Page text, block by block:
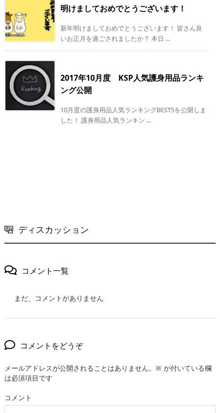
明けましておめでとうございます！
新年明けましておめでとうございます！ 皆さん良
いお正月を過ごされましたか？ 本日 ...
2017年10月度 KSP人気護身用品ランキ
ング公開
10月度の護身用品人気ランキングBEST5を公開しま
した！ 護身用品人気ランキン ...
ディスカッション
コメント一覧
まだ、コメントがありません
コメントをどうぞ
メールアドレスが公開されることはありません。 ※ が付いている欄
は必須項目です
コメント